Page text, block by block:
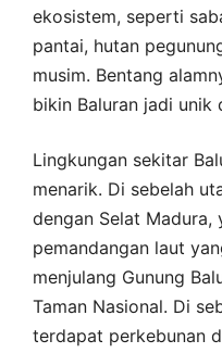
ekosistem, seperti
pantai, hutan
musim. Bentang
bikin Baluran jadi unik
Lingkungan sekitar
menarik. Di sebelah
dengan Selat Madura,
pemandangan laut
menjulang Gunung
Taman Nasional. Di
terdapat perkebunan